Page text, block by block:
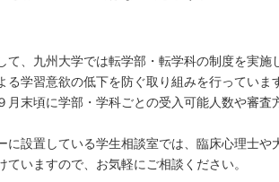
、九州大学では転学部・転学科の制度を実施
学習意欲の低下を防ぐ取り組みを行っていま
末頃に学部・学科ごとの受入可能人数や審査
設置している学生相談室では、臨床心理士や
いますので、お気軽にご相談ください。